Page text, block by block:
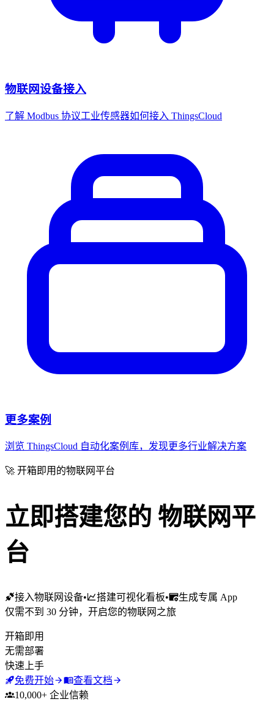
物联网设备接入
了解 Modbus 协议工业传感器如何接入 ThingsCloud
更多案例
浏览 ThingsCloud 自动化案例库，发现更多行业解决方案
🚀 开箱即用的物联网平台
立即搭建您的 物联网平
台
接入物联网设备• 搭建可视化看板•
生成专属 App
仅需不到 30 分钟，开启您的物联网之旅
开箱即用
无需部署
快速上手
免费开始
查看文档
10,000+ 企业信赖